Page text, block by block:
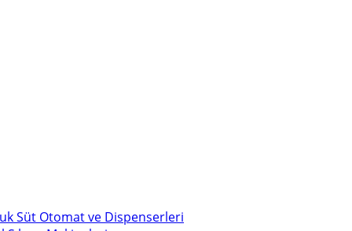
Süt Otomat ve Dispenserleri